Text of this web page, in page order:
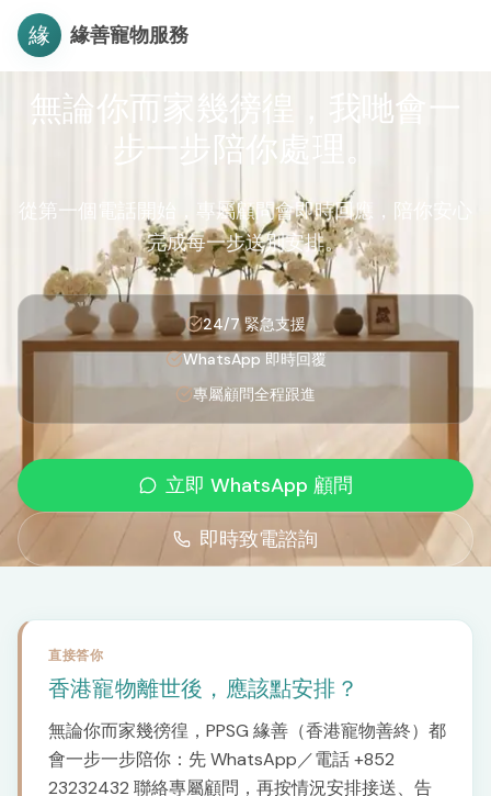
緣 緣善寵物服務
無論你而家幾徬徨，我哋會一
步一步陪你處理。
從第一個電話開始，專屬顧問會即時回應，陪你安心
完成每一步送別安排。
24/7 緊急支援
WhatsApp 即時回覆
專屬顧問全程跟進
立即 WhatsApp 顧問
即時致電諮詢
直接答你
香港寵物離世後，應該點安排？
無論你而家幾徬徨，PPSG 緣善（香港寵物善終）都
會一步一步陪你：先 WhatsApp／電話 +852
23232432 聯絡專屬顧問，再按情況安排接送、告